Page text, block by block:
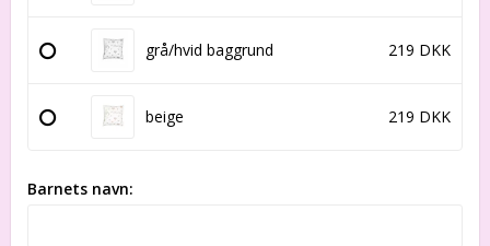
grå/hvid baggrund 219 DKK
beige 219 DKK
Barnets navn: